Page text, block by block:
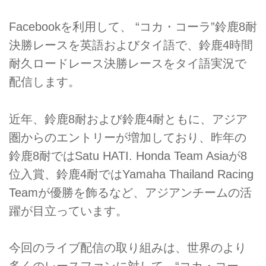
Facebookを利用して、 “コカ・コーラ”鈴鹿8耐
決勝レースを英語およびタイ語で、鈴鹿4時間
耐久ロードレース決勝レースをタイ語実況で
配信します。
近年、鈴鹿8耐および鈴鹿4耐ともに、アジア
圏からのエントリーが増加しており、昨年の
鈴鹿8耐ではSatu HATI. Honda Team Asiaが8
位入賞、鈴鹿4耐ではYamaha Thailand Racing
Teamが優勝を飾るなど、アジアンチームの活
躍が目立っています。
今回のライブ配信の取り組みは、世界のより